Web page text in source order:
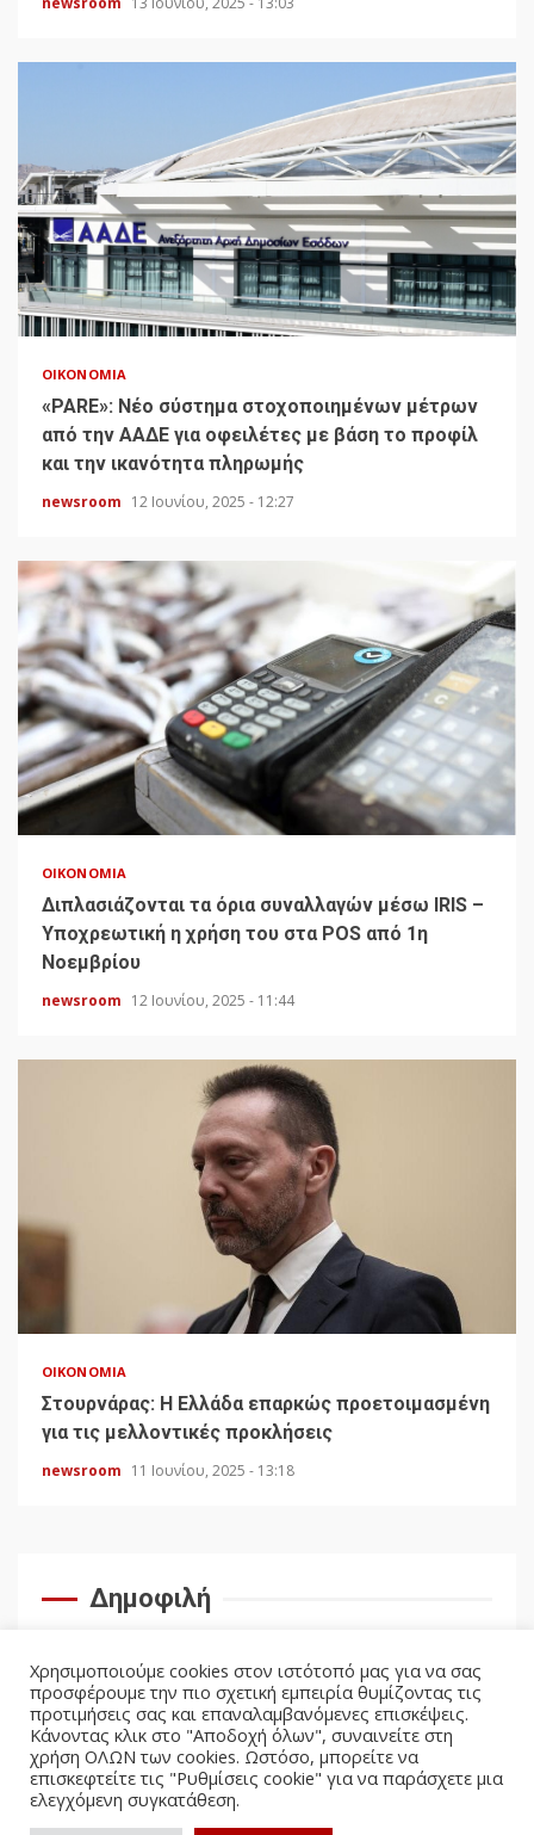
ΟΙΚΟΝΟΜΊΑ
«PARE»: Νέο σύστημα στοχοποιημένων μέτρων
από την ΑΑΔΕ για οφειλέτες με βάση το προφίλ
και την ικανότητα πληρωμής
newsroom 12 Ιουνίου, 2025 - 12:27
ΟΙΚΟΝΟΜΊΑ
Διπλασιάζονται τα όρια συναλλαγών μέσω IRIS –
Υποχρεωτική η χρήση του στα POS από 1η
Νοεμβρίου
newsroom 12 Ιουνίου, 2025 - 11:44
ΟΙΚΟΝΟΜΊΑ
Στουρνάρας: Η Ελλάδα επαρκώς προετοιμασμένη
για τις μελλοντικές προκλήσεις
newsroom 11 Ιουνίου, 2025 - 13:18
Δημοφιλή
Χρησιμοποιούμε cookies στον ιστότοπό μας για να σας
προσφέρουμε την πιο σχετική εμπειρία θυμίζοντας τις
προτιμήσεις σας και επαναλαμβανόμενες επισκέψεις.
Κάνοντας κλικ στο "Αποδοχή όλων", συναινείτε στη
χρήση ΟΛΩΝ των cookies. Ωστόσο, μπορείτε να
επισκεφτείτε τις "Ρυθμίσεις cookie" για να παράσχετε μια
ελεγχόμενη συγκατάθεση.